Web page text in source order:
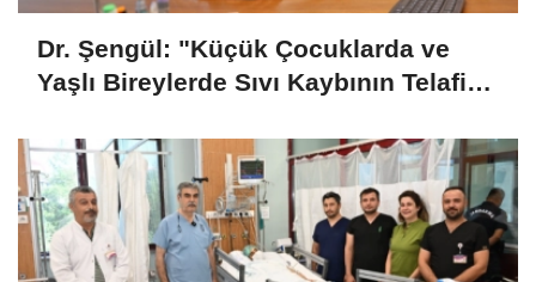
Dr. Şengül: "Küçük Çocuklarda ve
Yaşlı Bireylerde Sıvı Kaybının Telafi